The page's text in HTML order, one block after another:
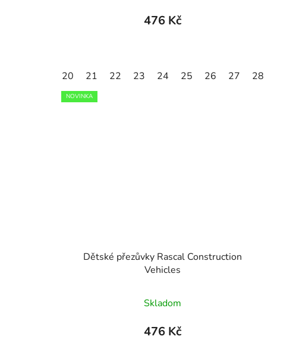
476 Kč
20 21 22 23 24 25 26 27 28
NOVINKA
Dětské přezůvky Rascal Construction
Vehicles
Skladom
476 Kč